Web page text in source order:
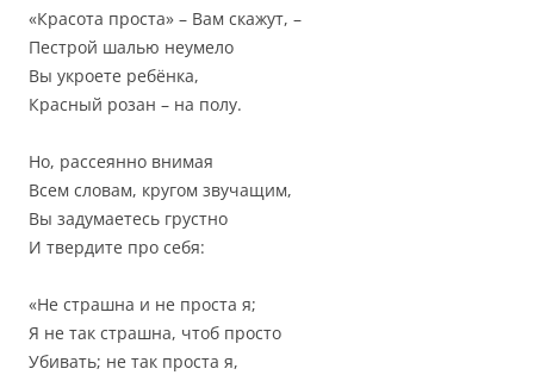
«Красота проста» – Вам скажут, –
Пестрой шалью неумело
Вы укроете ребёнка,
Красный розан – на полу.
Но, рассеянно внимая
Всем словам, кругом звучащим,
Вы задумаетесь грустно
И твердите про себя:
«Не страшна и не проста я;
Я не так страшна, чтоб просто
Убивать; не так проста я,